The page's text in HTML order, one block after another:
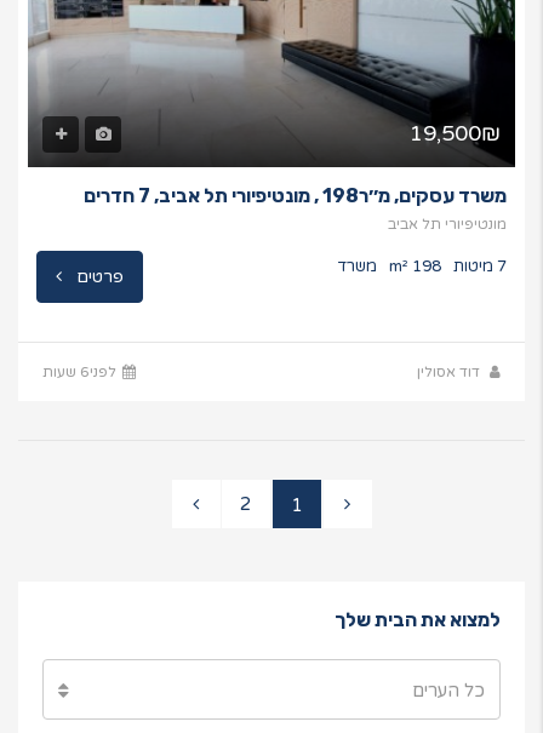
19,500₪
משרד עסקים, מ׳׳ר198 , מונטיפיורי תל אביב, 7 חדרים
מונטיפיורי תל אביב
7 מיטות 198 m² משרד פרטים
דוד אסולין לפני6 שעות
1
2
למצוא את הבית שלך
כל הערים